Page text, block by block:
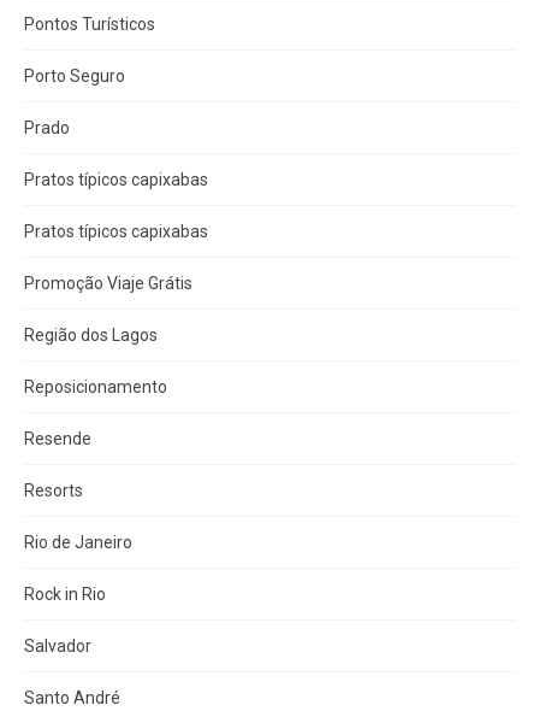
Pontos Turísticos
Porto Seguro
Prado
Pratos típicos capixabas
Pratos típicos capixabas
Promoção Viaje Grátis
Região dos Lagos
Reposicionamento
Resende
Resorts
Rio de Janeiro
Rock in Rio
Salvador
Santo André